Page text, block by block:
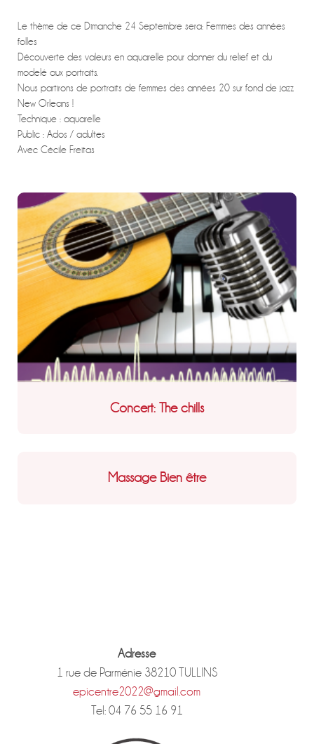
Le thème de ce Dimanche 24 Septembre sera: Femmes des années
folles
Découverte des valeurs en aquarelle pour donner du relief et du
modelé aux portraits.
Nous partirons de portraits de femmes des années 20 sur fond de jazz
New Orleans !
Technique : aquarelle
Public : Ados / adultes
Avec Cécile Freitas
Concert: The chills
Massage Bien être
Adresse
1 rue de Parménie 38210 TULLINS
epicentre2022@gmail.com
Tel: 04 76 55 16 91